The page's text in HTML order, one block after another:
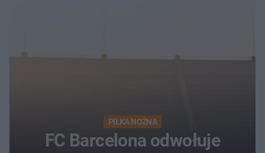
PIŁKA NOŻNA
FC Barcelona odwołuje